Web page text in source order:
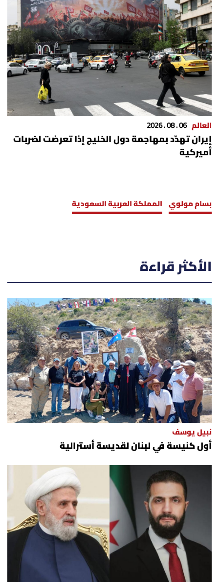
العالم 06 . 08 . 2026
إيران تهدّد بمهاجمة دول الخليج إذا تعرضت لضربات
أميركية
بسام مولوي المملكة العربية السعودية
الأكثر قراءة
نبيل يوسف
أول كنيسة في لبنان لقديسة أسترالية